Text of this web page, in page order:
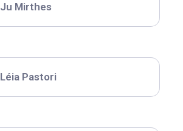
Ju Mirthes
Léia Pastori